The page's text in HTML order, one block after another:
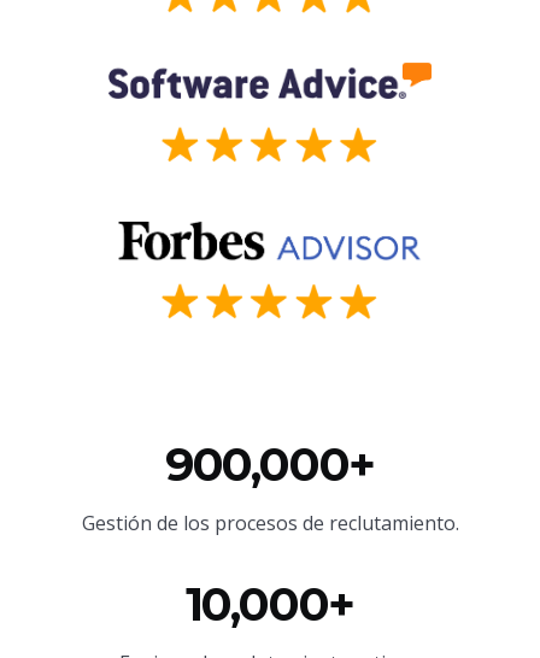
900,000+
Gestión de los procesos de reclutamiento.
10,000+